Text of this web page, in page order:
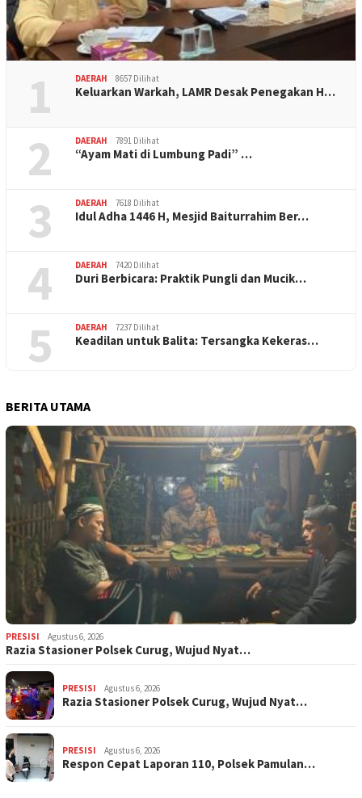
1 DAERAH 8657 Dilihat
Keluarkan Warkah, LAMR Desak Penegakan H…
2 DAERAH 7891 Dilihat
“Ayam Mati di Lumbung Padi” …
3 DAERAH 7618 Dilihat
Idul Adha 1446 H, Mesjid Baiturrahim Ber…
4 DAERAH 7420 Dilihat
Duri Berbicara: Praktik Pungli dan Mucik…
5 DAERAH 7237 Dilihat
Keadilan untuk Balita: Tersangka Kekeras…
BERITA UTAMA
PRESISI Agustus 6, 2026
Razia Stasioner Polsek Curug, Wujud Nyat…
PRESISI Agustus 6, 2026
Razia Stasioner Polsek Curug, Wujud Nyat…
PRESISI Agustus 6, 2026
Respon Cepat Laporan 110, Polsek Pamulan…